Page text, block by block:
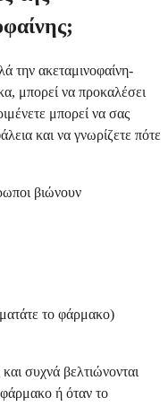
την ακεταμινοφαίνη-
μπορεί να προκαλέσει
μπορεί να σας
και να γνωρίζετε πότε
βιώνουν
το φάρμακο)
συχνά βελτιώνονται
ή όταν το